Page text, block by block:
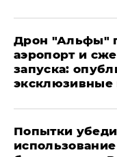
Дрон "Альфы"
аэропорт и
запуска:
эксклюзивные
Попытки